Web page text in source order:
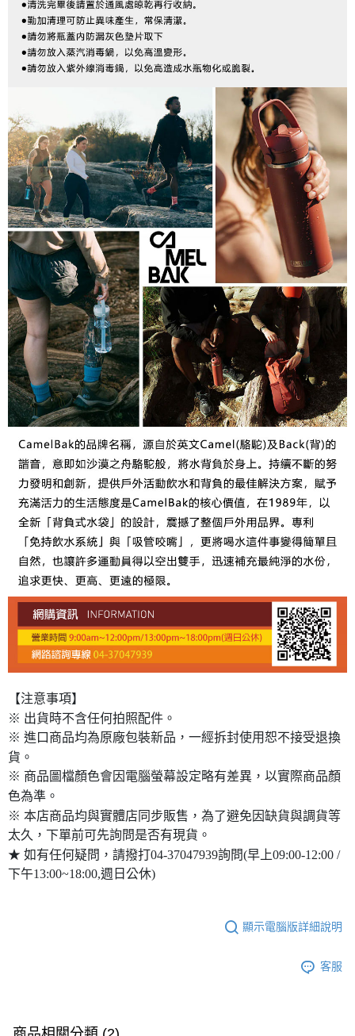
【注意事項】
※ 出貨時不含任何拍照配件。
※ 進口商品均為原廠包裝新品，一經拆封使用恕不接受退換
貨。
※ 商品圖檔顏色會因電腦螢幕設定略有差異，以實際商品顏
色為準。
※ 本店商品均與實體店同步販售，為了避免因缺貨與調貨等
太久，下單前可先詢問是否有現貨。
★ 如有任何疑問，請撥打04-37047939詢問(早上09:00-12:00 /
下午13:00~18:00,週日公休)
顯示電腦版詳細說明
客服